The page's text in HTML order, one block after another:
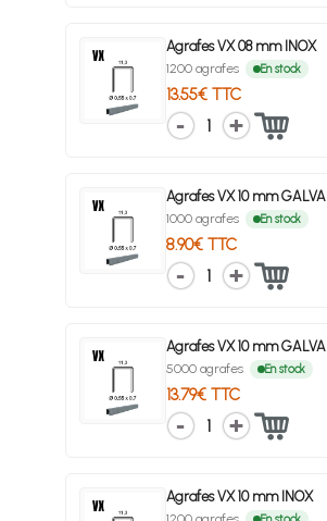
Agrafes VX 08 mm INOX
1200 agrafes En stock
13.55€ TTC
1
Agrafes VX 10 mm GALVA
1000 agrafes En stock
8.90€ TTC
1
Agrafes VX 10 mm GALVA
5000 agrafes En stock
13.79€ TTC
1
Agrafes VX 10 mm INOX